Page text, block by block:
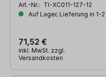
Art.-Nr.: TI-XC011-127-12
Auf Lager, Lieferung in 1-
71,52 €
inkl. MwSt. zzgl.
Versandkosten